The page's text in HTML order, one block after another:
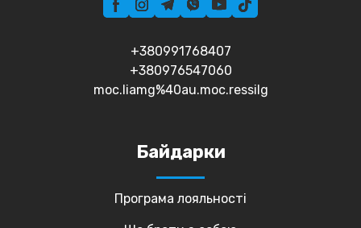
+380991768407
+380976547060
moc.liamg%40au.moc.ressilg
Байдарки
Програма лояльності